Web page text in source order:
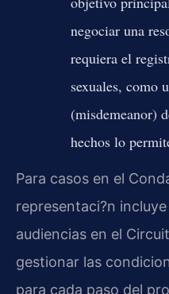
negociar una
requiera el
sexuales, como
(misdemeanor)
hechos lo
Para casos en el
representaci?n
audiencias en el
gestionar las
para cada paso del